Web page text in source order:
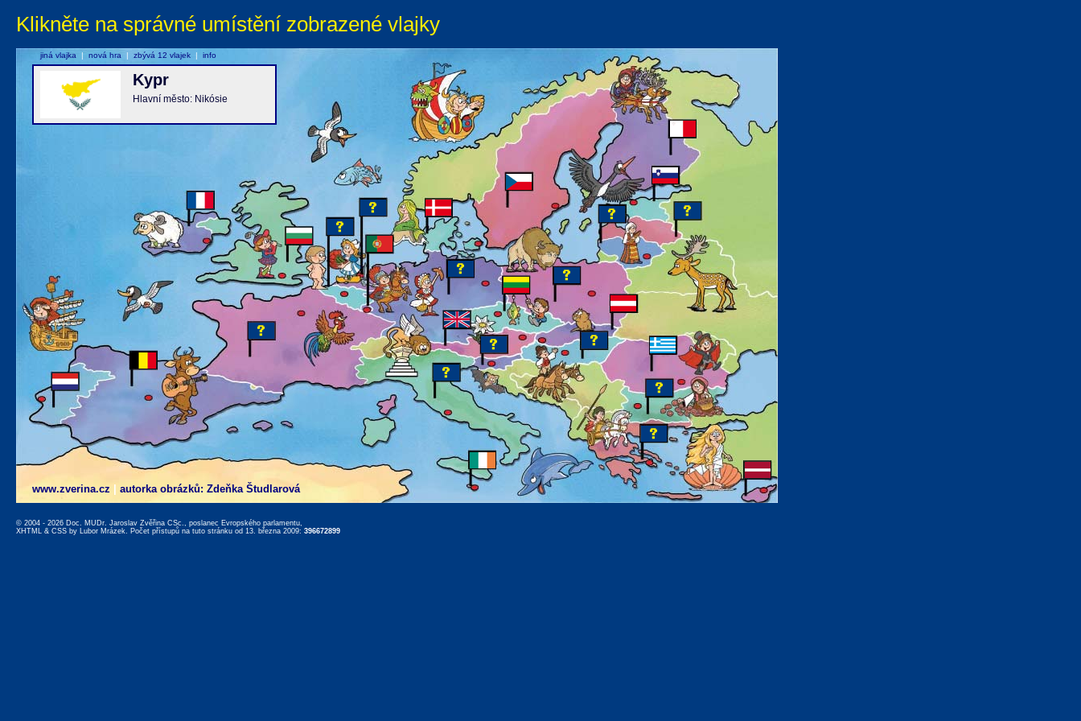
Klikněte na správné umístění zobrazené vlajky
www.zverina.cz autorka obrázků: Zdeňka Študlarová
Kypr
Hlavní město: Nikósie
jiná vlajka | nová hra | zbývá 12 vlajek | info
© 2004 - 2026 Doc. MUDr. Jaroslav Zvěřina CSc., poslanec Evropského parlamentu,
XHTML & CSS by Lubor Mrázek. Počet přístupů na tuto stránku od 13. března 2009: 396672899